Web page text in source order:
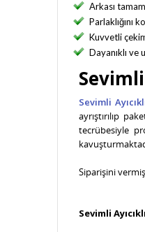
Arkası
Parlaklığını
Kuvvetli
Dayanıklı ve
Sevimli
ayrıştırılıp
tecrübesiyle
Siparişini
Sevimli